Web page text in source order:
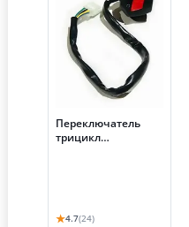
Переключатель
трицикл
★4.7(24)